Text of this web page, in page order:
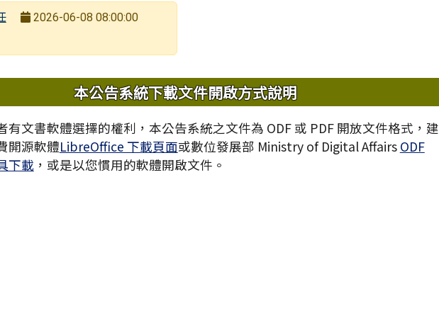
2026-06-08 08:00:00
容 本公告系統下載文件開啟方式說明
有文書軟體選擇的權利，本公告系統之文件為 ODF 或 PDF 開放文件格式，建
開源軟體LibreOffice 下載頁面或數位發展部 Ministry of Digital Affairs ODF
下載 ，或是以您慣用的軟體開啟文件。